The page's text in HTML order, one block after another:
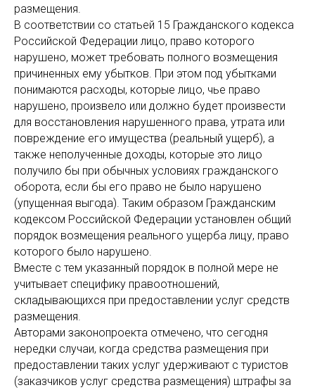
размещения.
В соответствии со статьей 15 Гражданского кодекса
Российской Федерации лицо, право которого
нарушено, может требовать полного возмещения
причиненных ему убытков. При этом под убытками
понимаются расходы, которые лицо, чье право
нарушено, произвело или должно будет произвести
для восстановления нарушенного права, утрата или
повреждение его имущества (реальный ущерб), а
также неполученные доходы, которые это лицо
получило бы при обычных условиях гражданского
оборота, если бы его право не было нарушено
(упущенная выгода). Таким образом Гражданским
кодексом Российской Федерации установлен общий
порядок возмещения реального ущерба лицу, право
которого было нарушено.
Вместе с тем указанный порядок в полной мере не
учитывает специфику правоотношений,
складывающихся при предоставлении услуг средств
размещения.
Авторами законопроекта отмечено, что сегодня
нередки случаи, когда средства размещения при
предоставлении таких услуг удерживают с туристов
(заказчиков услуг средства размещения) штрафы за